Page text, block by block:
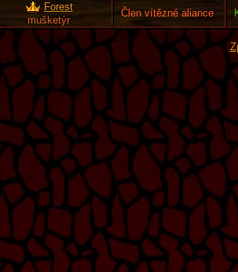
Forest
mušketýr
Člen vítězné aliance